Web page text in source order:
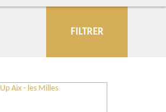
FILTRER